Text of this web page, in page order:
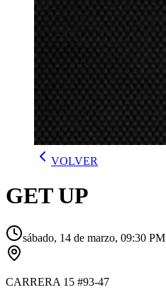
VOLVER
GET UP
sábado, 14 de marzo, 09:30 PM
CARRERA 15 #93-47